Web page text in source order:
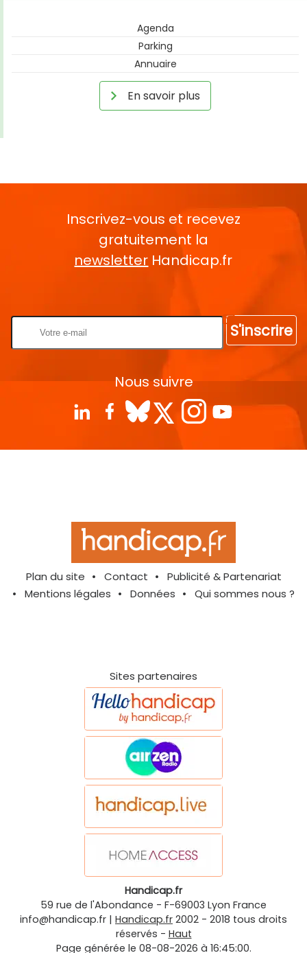
Agenda
Parking
Annuaire
En savoir plus
Inscrivez-vous et recevez
gratuitement la
newsletter Handicap.fr
S'inscrire
Nous suivre
Plan du site Contact
Publicité & Partenariat
Mentions légales
Données Qui sommes nous ?
Sites partenaires
Handicap.fr
59 rue de l'Abondance - F-69003 Lyon France
info@handicap.fr | Handicap.fr 2002 - 2018 tous droits
réservés - Haut
Page générée le 08-08-2026 à 16:45:00.